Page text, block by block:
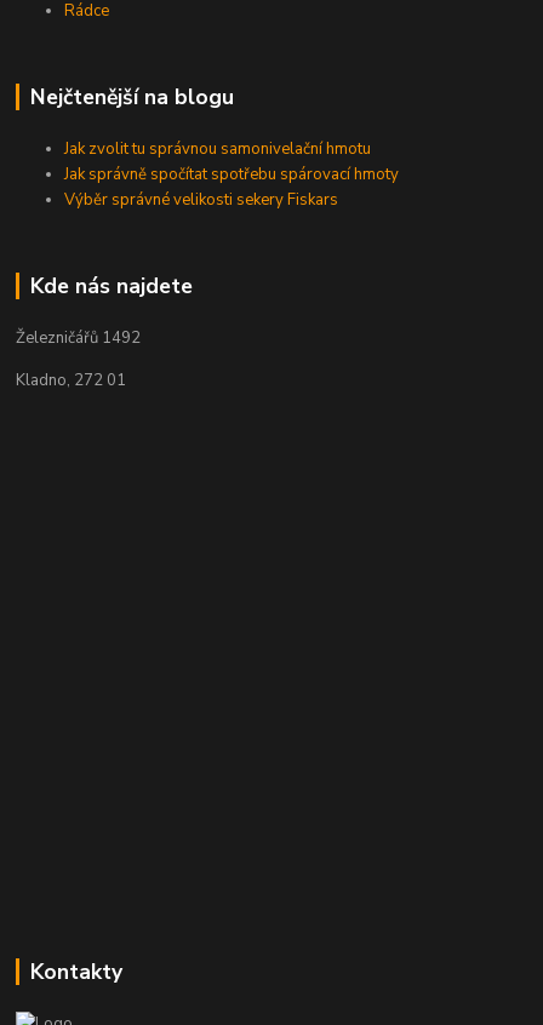
Rádce
Nejčtenější na blogu
Jak zvolit tu správnou samonivelační hmotu
Jak správně spočítat spotřebu spárovací hmoty
Výběr správné velikosti sekery Fiskars
Kde nás najdete
Železničářů 1492
Kladno, 272 01
Kontakty